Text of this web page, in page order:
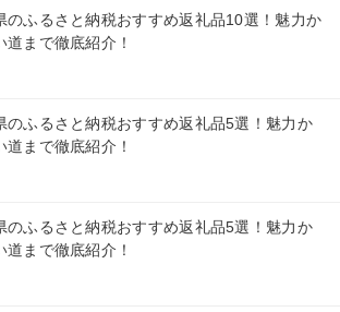
のふるさと納税おすすめ返礼品10選！魅力か
道まで徹底紹介！
のふるさと納税おすすめ返礼品5選！魅力か
道まで徹底紹介！
のふるさと納税おすすめ返礼品5選！魅力か
道まで徹底紹介！